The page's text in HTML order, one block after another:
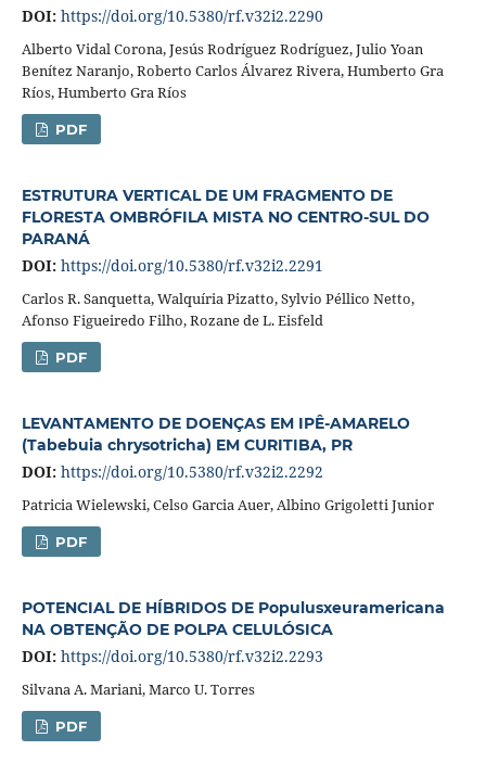
DOI: https://doi.org/10.5380/rf.v32i2.2290
Alberto Vidal Corona, Jesús Rodríguez Rodríguez, Julio Yoan
Benítez Naranjo, Roberto Carlos Álvarez Rivera, Humberto Gra
Ríos, Humberto Gra Ríos
PDF
ESTRUTURA VERTICAL DE UM FRAGMENTO DE
FLORESTA OMBRÓFILA MISTA NO CENTRO-SUL DO
PARANÁ
DOI: https://doi.org/10.5380/rf.v32i2.2291
Carlos R. Sanquetta, Walquíria Pizatto, Sylvio Péllico Netto,
Afonso Figueiredo Filho, Rozane de L. Eisfeld
PDF
LEVANTAMENTO DE DOENÇAS EM IPÊ-AMARELO
(Tabebuia chrysotricha) EM CURITIBA, PR
DOI: https://doi.org/10.5380/rf.v32i2.2292
Patricia Wielewski, Celso Garcia Auer, Albino Grigoletti Junior
PDF
POTENCIAL DE HÍBRIDOS DE Populusxeuramericana
NA OBTENÇÃO DE POLPA CELULÓSICA
DOI: https://doi.org/10.5380/rf.v32i2.2293
Silvana A. Mariani, Marco U. Torres
PDF